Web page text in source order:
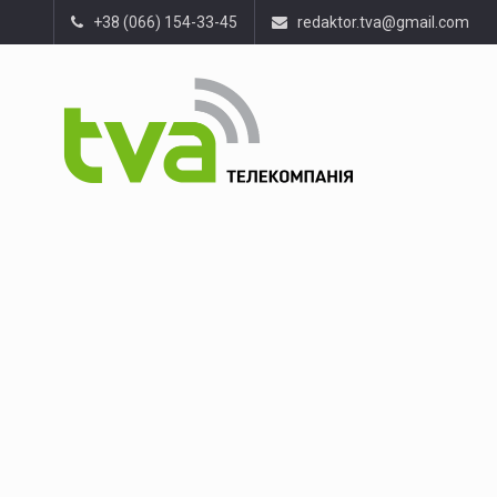
+38 (066) 154-33-45 redaktor.tva@gmail.com